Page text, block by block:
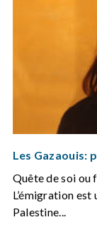
Les Gazaouis:
Quête de soi ou
L’émigration est
Palestine...